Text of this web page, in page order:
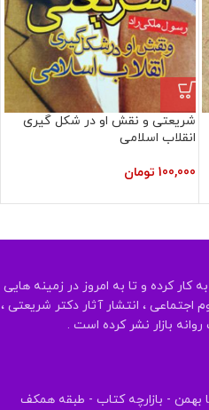
شریعتی و نقش او در شکل گیری
انقلاب اسلامی
100,000 تومان
چاپخش از سال ۱۳۳۶ آغاز به کار کرده و تا به امروز در زمینه هایی
اجتماعی ، انتشار آثار دکتر شریعتی ،
بهمن - بازارچه کتاب - طبقه همکف